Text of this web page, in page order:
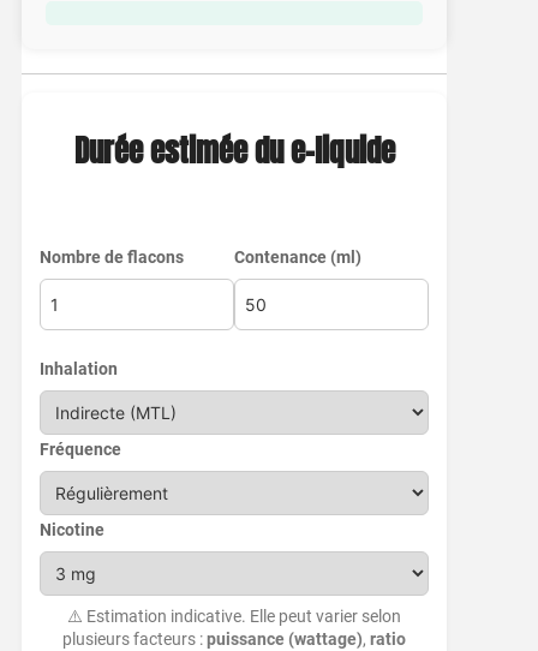
Durée estimée du e-liquide
Nombre de flacons Contenance (ml)
Inhalation
Fréquence
Nicotine
⚠️ Estimation indicative. Elle peut varier selon
plusieurs facteurs :puissance (wattage),ratio